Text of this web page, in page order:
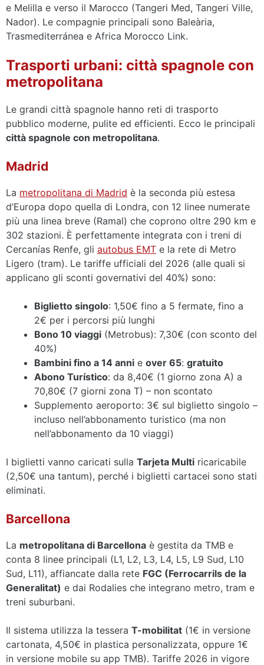
e Melilla e verso il Marocco (Tangeri Med, Tangeri Ville,
Nador). Le compagnie principali sono Baleària,
Trasmediterránea e Africa Morocco Link.
Trasporti urbani: città spagnole con
metropolitana
Le grandi città spagnole hanno reti di trasporto
pubblico moderne, pulite ed efficienti. Ecco le principali
città spagnole con metropolitana.
Madrid
La metropolitana di Madrid è la seconda più estesa
d’Europa dopo quella di Londra, con 12 linee numerate
più una linea breve (Ramal) che coprono oltre 290 km e
302 stazioni. È perfettamente integrata con i treni di
Cercanías Renfe, gli autobus EMT e la rete di Metro
Ligero (tram). Le tariffe ufficiali del 2026 (alle quali si
applicano gli sconti governativi del 40%) sono:
Biglietto singolo: 1,50€ fino a 5 fermate, fino a
2€ per i percorsi più lunghi
Bono 10 viaggi (Metrobus): 7,30€ (con sconto del
40%)
Bambini fino a 14 anni e over 65: gratuito
Abono Turístico: da 8,40€ (1 giorno zona A) a
70,80€ (7 giorni zona T) – non scontato
Supplemento aeroporto: 3€ sul biglietto singolo –
incluso nell’abbonamento turistico (ma non
nell’abbonamento da 10 viaggi)
I biglietti vanno caricati sulla Tarjeta Multi ricaricabile
(2,50€ una tantum), perché i biglietti cartacei sono stati
eliminati.
Barcellona
La metropolitana di Barcellona è gestita da TMB e
conta 8 linee principali (L1, L2, L3, L4, L5, L9 Sud, L10
Sud, L11), affiancate dalla rete FGC (Ferrocarrils de la
Generalitat) e dai Rodalies che integrano metro, tram e
treni suburbani.
Il sistema utilizza la tessera T-mobilitat (1€ in versione
cartonata, 4,50€ in plastica personalizzata, oppure 1€
in versione mobile su app TMB). Tariffe 2026 in vigore